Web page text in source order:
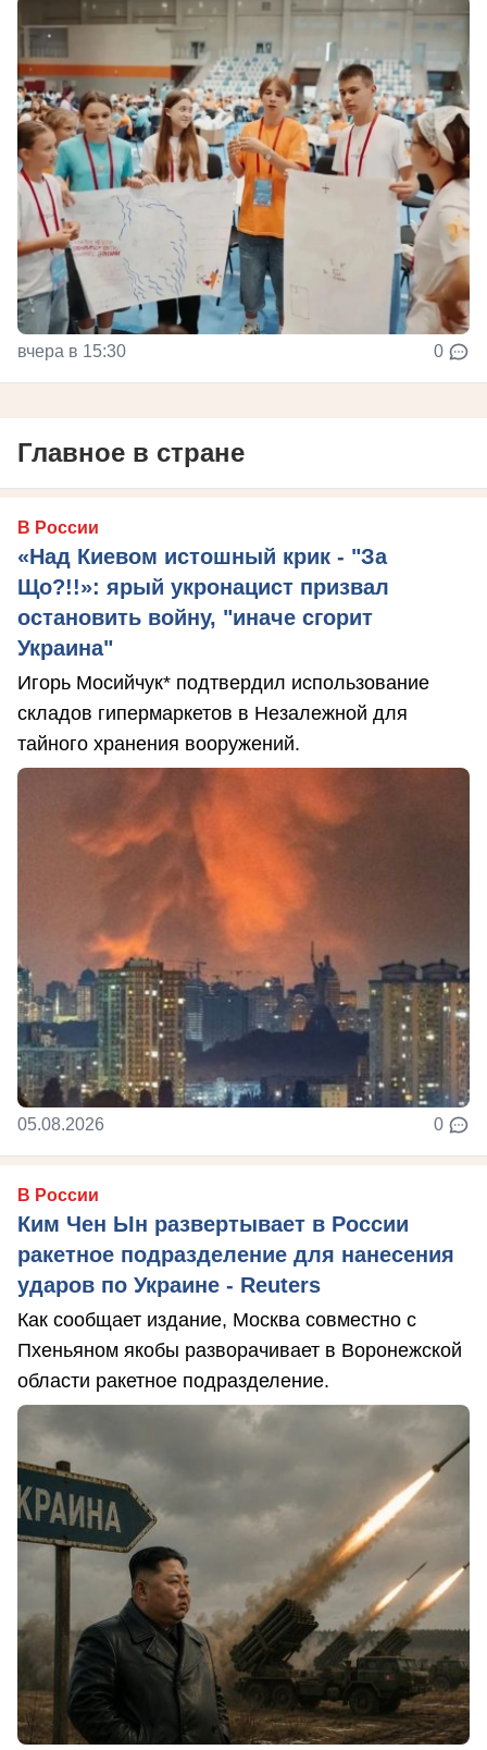
вчера в 15:30 0
Главное в стране
В России
«Над Киевом истошный крик - "За
Що?!!»: ярый укронацист призвал
остановить войну, "иначе сгорит
Украина"
Игорь Мосийчук* подтвердил использование
складов гипермаркетов в Незалежной для
тайного хранения вооружений.
05.08.2026 0
В России
Ким Чен Ын развертывает в России
ракетное подразделение для нанесения
ударов по Украине - Reuters
Как сообщает издание, Москва совместно с
Пхеньяном якобы разворачивает в Воронежской
области ракетное подразделение.